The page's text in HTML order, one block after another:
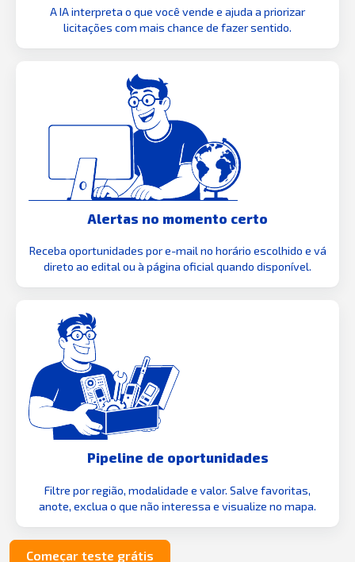
A IA interpreta o que você vende e ajuda a priorizar
licitações com mais chance de fazer sentido.
Alertas no momento certo
Receba oportunidades por e-mail no horário escolhido e vá
direto ao edital ou à página oficial quando disponível.
Pipeline de oportunidades
Filtre por região, modalidade e valor. Salve favoritas,
anote, exclua o que não interessa e visualize no mapa.
Começar teste grátis